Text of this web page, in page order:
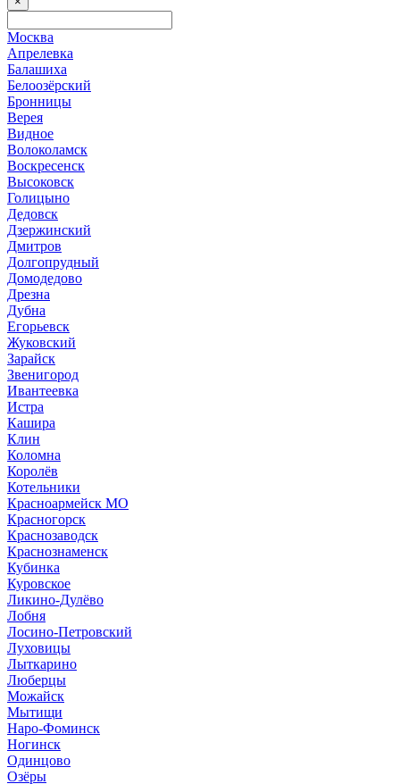
Москва
Апрелевка
Балашиха
Белоозёрский
Бронницы
Верея
Видное
Волоколамск
Воскресенск
Высоковск
Голицыно
Дедовск
Дзержинский
Дмитров
Долгопрудный
Домодедово
Дрезна
Дубна
Егорьевск
Жуковский
Зарайск
Звенигород
Ивантеевка
Истра
Кашира
Клин
Коломна
Королёв
Котельники
Красноармейск МО
Красногорск
Краснозаводск
Краснознаменск
Кубинка
Куровское
Ликино-Дулёво
Лобня
Лосино-Петровский
Луховицы
Лыткарино
Люберцы
Можайск
Мытищи
Наро-Фоминск
Ногинск
Одинцово
Озёры